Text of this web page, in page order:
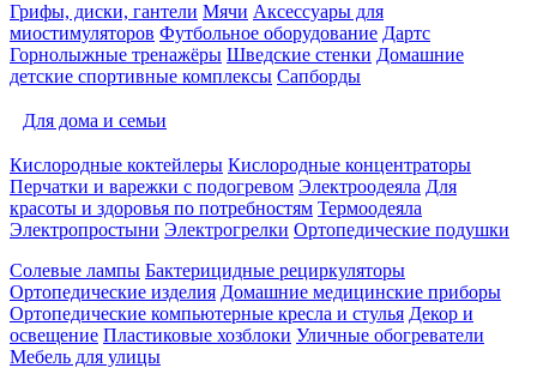
Грифы, диски, гантели Мячи Аксессуары для
миостимуляторов Футбольное оборудование Дартс
Горнолыжные тренажёры Шведские стенки Домашние
детские спортивные комплексы Сапборды
Для дома и семьи
Кислородные коктейлеры Кислородные концентраторы
Перчатки и варежки с подогревом Электроодеяла Для
красоты и здоровья по потребностям Термоодеяла
Электропростыни Электрогрелки Ортопедические подушки
Солевые лампы Бактерицидные рециркуляторы
Ортопедические изделия Домашние медицинские приборы
Ортопедические компьютерные кресла и стулья Декор и
освещение Пластиковые хозблоки Уличные обогреватели
Мебель для улицы